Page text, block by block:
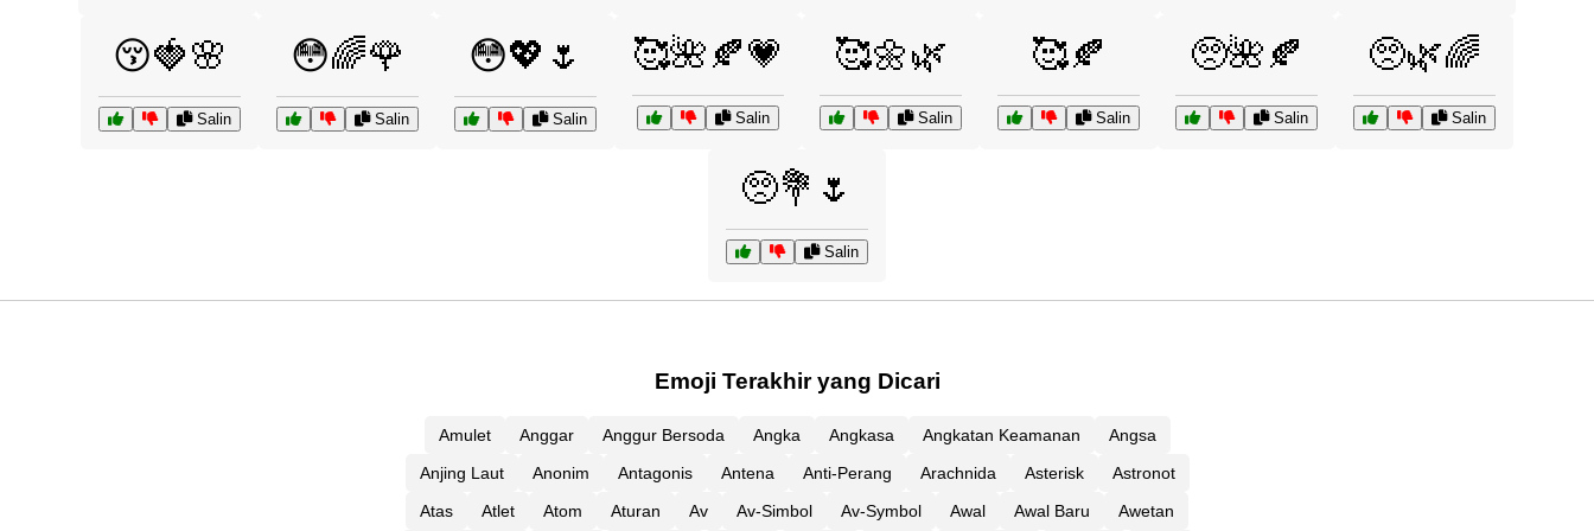
😚🍓🌸
Salin
😳🌈🌹
Salin
😳💖🌷
Salin
🥰🌺🍂💗
Salin
🥰🌼🌿
Salin
🥰🍂
Salin
🥺🌺🍂
Salin
🥺🌿🌈
Salin
🥺💐🌷
Salin
Emoji Terakhir yang Dicari
Amulet Anggar Anggur Bersoda Angka Angkasa Angkatan Keamanan
Angsa
Anjing Laut
Anonim Antagonis Antena Anti-Perang Arachnida Asterisk
Astronot
Atas
Atlet Atom Aturan Av Av-Simbol Av-Symbol Awal Awal Baru Awetan